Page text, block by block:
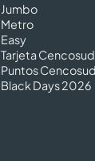
Jumbo
Metro
Easy
Tarjeta Cencosud
Puntos Cencosud
Black Days 2026